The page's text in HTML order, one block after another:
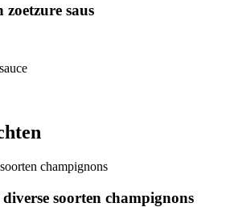
zoetzure saus
soorten champignons